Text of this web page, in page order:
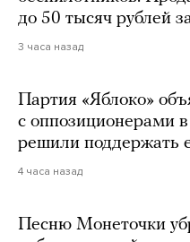
до 50 тысяч рублей
3 часа назад
Партия «Яблоко»
с оппозиционерами
решили поддержать
4 часа назад
Песню Монеточки